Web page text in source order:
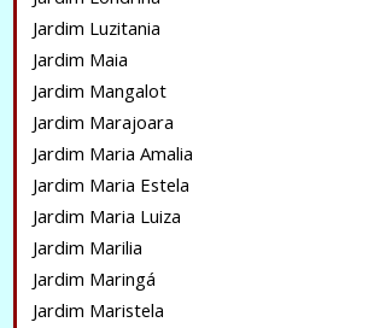
Jardim Luzitania
Jardim Maia
Jardim Mangalot
Jardim Marajoara
Jardim Maria Amalia
Jardim Maria Estela
Jardim Maria Luiza
Jardim Marilia
Jardim Maringá
Jardim Maristela